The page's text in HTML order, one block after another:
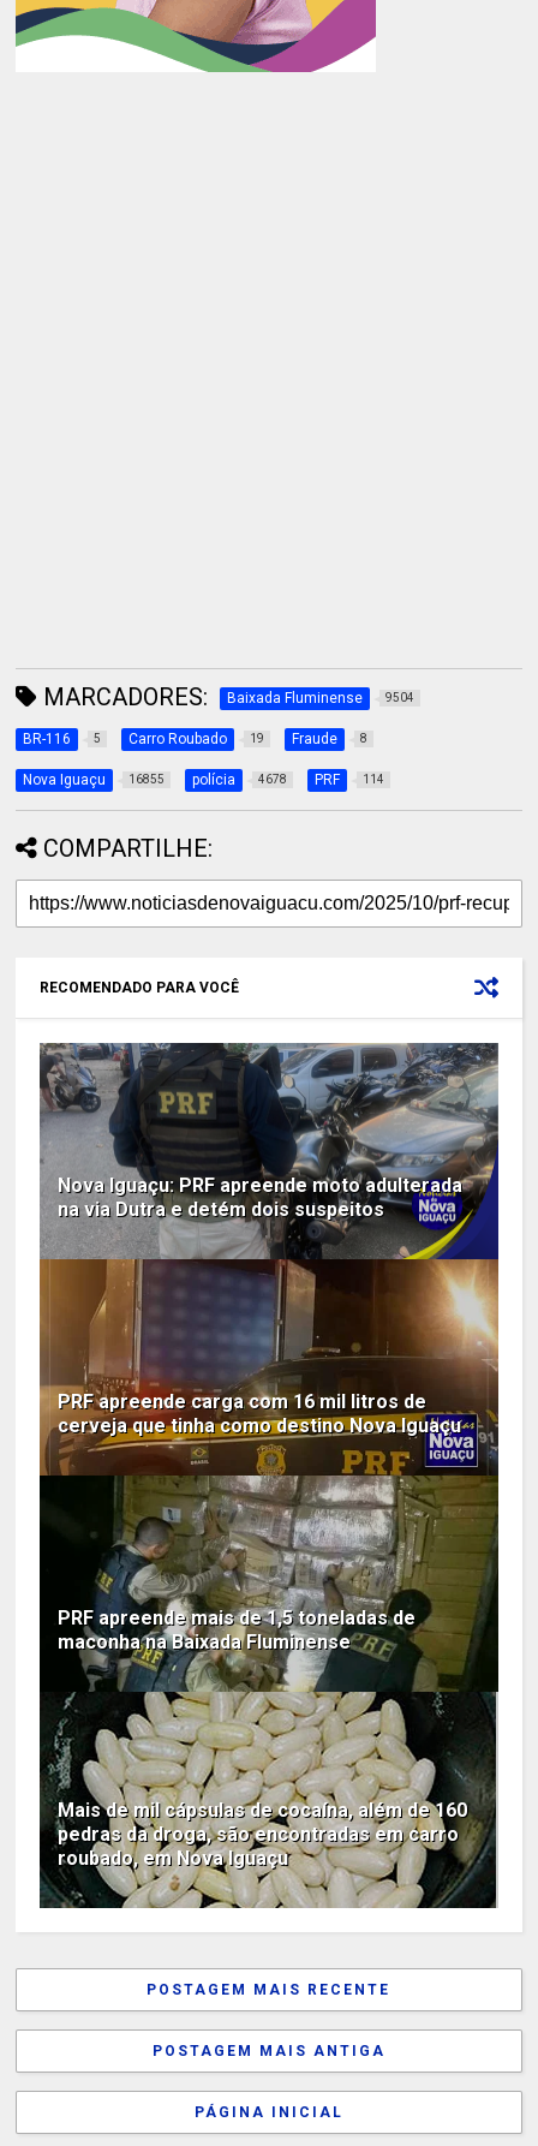
MARCADORES: Baixada Fluminense 9504
BR-116 5 Carro Roubado 19 Fraude 8
Nova Iguaçu 16855 polícia 4678 PRF 114
COMPARTILHE:
RECOMENDADO PARA VOCÊ
Nova Iguaçu: PRF apreende moto adulterada
na via Dutra e detém dois suspeitos
PRF apreende carga com 16 mil litros de
cerveja que tinha como destino Nova Iguaçu
PRF apreende mais de 1,5 toneladas de
maconha na Baixada Fluminense
Mais de mil cápsulas de cocaína, além de 160
pedras da droga, são encontradas em carro
roubado, em Nova Iguaçu
POSTAGEM MAIS RECENTE
POSTAGEM MAIS ANTIGA
PÁGINA INICIAL